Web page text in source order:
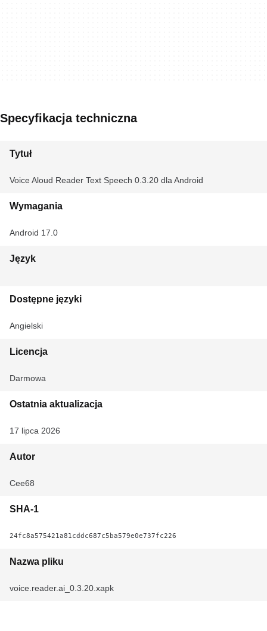
Specyfikacja techniczna
Tytuł
Voice Aloud Reader Text Speech 0.3.20 dla Android
Wymagania
Android 17.0
Język
Dostępne języki
Angielski
Licencja
Darmowa
Ostatnia aktualizacja
17 lipca 2026
Autor
Cee68
SHA-1
24fc8a575421a81cddc687c5ba579e0e737fc226
Nazwa pliku
voice.reader.ai_0.3.20.xapk